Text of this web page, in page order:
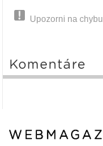
Upozorni na chybu
Komentáre